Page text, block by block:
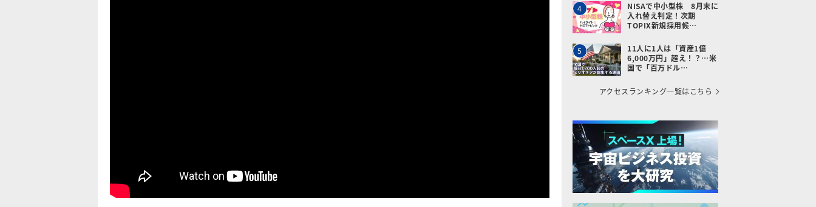
4
NISAで中小型株 8月末に
入れ替え判定！次期
TOPIX新規採用候…
5
11人に1人は「資産1億
6,000万円」超え！？…米
国で「百万ドル…
アクセスランキング一覧はこちら